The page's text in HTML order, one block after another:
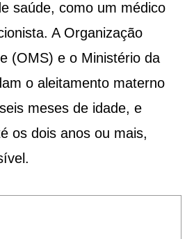
saúde, como um médico
A Organização
(OMS) e o Ministério da
o aleitamento materno
meses de idade, e
os dois anos ou mais,